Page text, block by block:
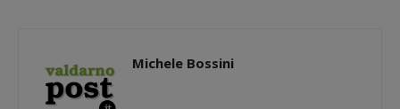
Michele Bossini